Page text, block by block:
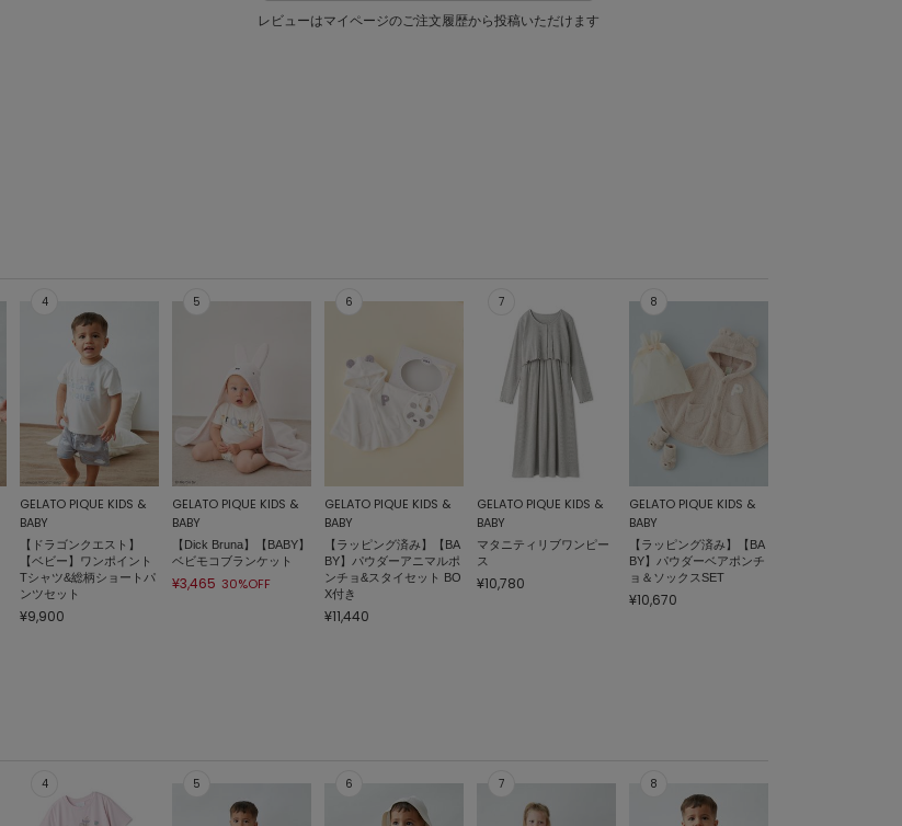
レビューはマイページのご注文履歴から投稿いただけます
GELATO PIQUE KIDS &
BABY
【ドラゴンクエスト】
【ベビー】ワンポイント
Tシャツ&総柄ショートパ
ンツセット
¥9,900
GELATO PIQUE KIDS &
BABY
【Dick Bruna】【BABY】
ベビモコブランケット
¥3,465 30%OFF
GELATO PIQUE KIDS &
BABY
【ラッピング済み】【BA
BY】パウダーアニマルポ
ンチョ&スタイセット BO
X付き
¥11,440
GELATO PIQUE KIDS &
BABY
マタニティリブワンピー
ス
¥10,780
GELATO PIQUE KIDS &
BABY
【ラッピング済み】【BA
BY】パウダーベアポンチ
ョ＆ソックスSET
¥10,670